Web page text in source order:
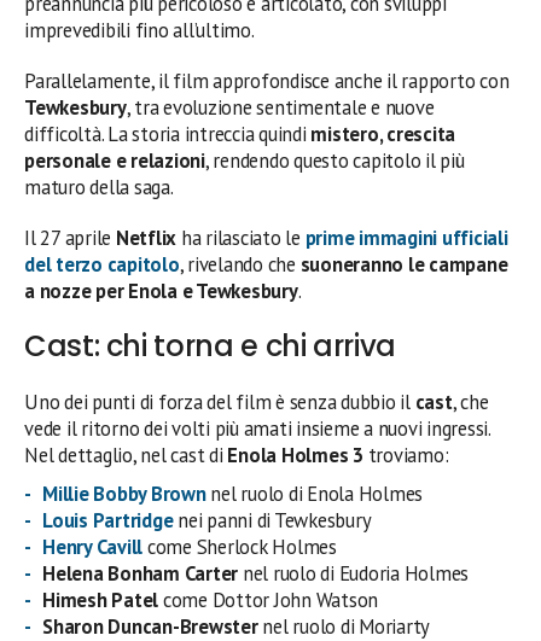
imprevedibili fino all’ultimo.
Parallelamente, il film approfondisce anche il rapporto con
Tewkesbury, tra evoluzione sentimentale e nuove
difficoltà. La storia intreccia quindi mistero, crescita
personale e relazioni, rendendo questo capitolo il più
maturo della saga.
Il 27 aprile Netflix ha rilasciato le prime immagini ufficiali
del terzo capitolo, rivelando che suoneranno le campane
a nozze per Enola e Tewkesbury.
Cast: chi torna e chi arriva
Uno dei punti di forza del film è senza dubbio il cast, che
vede il ritorno dei volti più amati insieme a nuovi ingressi.
Nel dettaglio, nel cast di Enola Holmes 3 troviamo:
Millie Bobby Brownnel ruolo di Enola Holmes
Louis Partridgenei panni di Tewkesbury
Henry Cavillcome Sherlock Holmes
Helena Bonham Carter nel ruolo di Eudoria Holmes
Himesh Patelcome Dottor John Watson
Sharon Duncan-Brewsternel ruolo di Moriarty